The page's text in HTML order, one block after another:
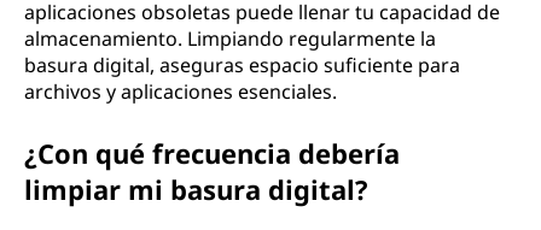
aplicaciones obsoletas puede llenar tu capacidad de
almacenamiento. Limpiando regularmente la
basura digital, aseguras espacio suficiente para
archivos y aplicaciones esenciales.
¿Con qué frecuencia debería
limpiar mi basura digital?